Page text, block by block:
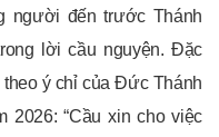
người đến trước Thánh
lời cầu nguyện. Đặc
theo ý chỉ của Đức Thánh
2026: “Cầu xin cho việc